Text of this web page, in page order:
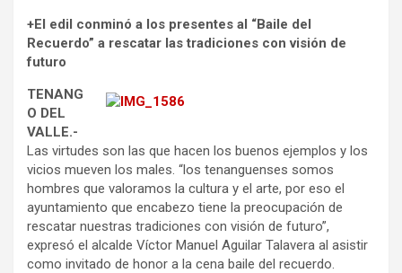
+El edil conminó a los presentes al “Baile del
Recuerdo” a rescatar las tradiciones con visión de
futuro
TENANG
O DEL
VALLE.-
Las virtudes son las que hacen los buenos ejemplos y los
vicios mueven los males. “los tenanguenses somos
hombres que valoramos la cultura y el arte, por eso el
ayuntamiento que encabezo tiene la preocupación de
rescatar nuestras tradiciones con visión de futuro”,
expresó el alcalde Víctor Manuel Aguilar Talavera al asistir
como invitado de honor a la cena baile del recuerdo.